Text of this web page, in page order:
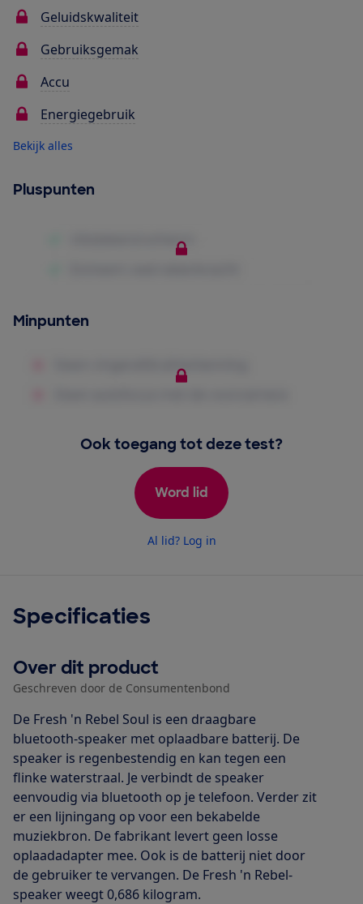
Geluidskwaliteit
Gebruiksgemak
Accu
Energiegebruik
Bekijk alles
Pluspunten
Minpunten
Ook toegang tot deze test?
Word lid
Al lid? Log in
Specificaties
Over dit product
Geschreven door de Consumentenbond
De Fresh 'n Rebel Soul is een draagbare
bluetooth-speaker met oplaadbare batterij. De
speaker is regenbestendig en kan tegen een
flinke waterstraal. Je verbindt de speaker
eenvoudig via bluetooth op je telefoon. Verder zit
er een lijningang op voor een bekabelde
muziekbron. De fabrikant levert geen losse
oplaadadapter mee. Ook is de batterij niet door
de gebruiker te vervangen. De Fresh 'n Rebel-
speaker weegt 0,686 kilogram.